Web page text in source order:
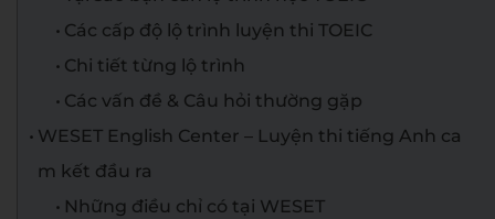
Các cấp độ lộ trình luyện thi TOEIC
Chi tiết từng lộ trình
Các vấn đề & Câu hỏi thường gặp
WESET English Center – Luyện thi tiếng Anh ca
m kết đầu ra
Những điều chỉ có tại WESET